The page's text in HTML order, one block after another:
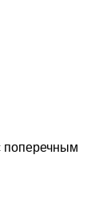
поперечным